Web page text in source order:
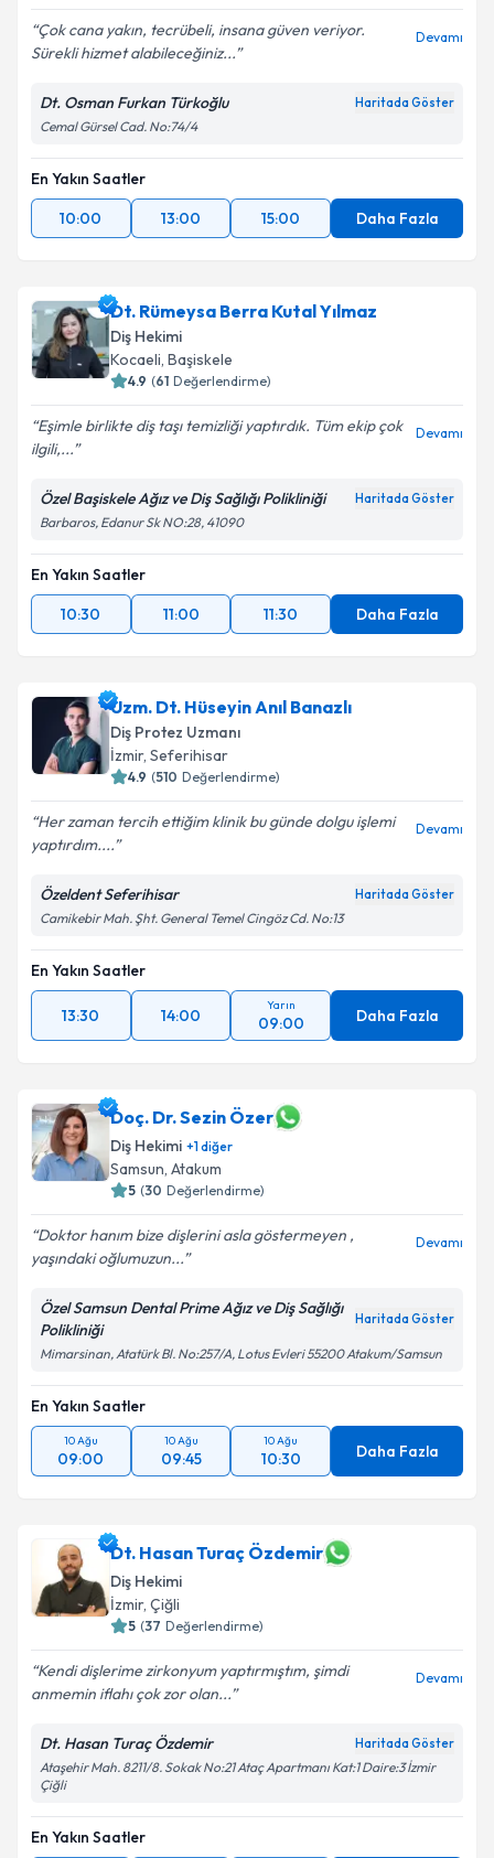
Çok cana yakın, tecrübeli, insana güven veriyor.
Sürekli hizmet alabileceğiniz...
Devamı
Dt. Osman Furkan Türkoğlu Haritada Göster
Cemal Gürsel Cad. No:74/4
En Yakın Saatler
10:00
13:00 15:00 Daha Fazla
Dt. Rümeysa Berra Kutal Yılmaz
Diş Hekimi
Kocaeli, Başiskele
4.9 (61 Değerlendirme)
Eşimle birlikte diş taşı temizliği yaptırdık. Tüm ekip çok
ilgili,...
Devamı
Özel Başiskele Ağız ve Diş Sağlığı Polikliniği Haritada Göster
Barbaros, Edanur Sk NO:28, 41090
En Yakın Saatler
10:30
11:00 11:30 Daha Fazla
Uzm. Dt. Hüseyin Anıl Banazlı
Diş Protez Uzmanı
İzmir, Seferihisar
4.9 (510 Değerlendirme)
Her zaman tercih ettiğim klinik bu günde dolgu işlemi
yaptırdım....
Devamı
Özeldent Seferihisar Haritada Göster
Camikebir Mah. Şht. General Temel Cingöz Cd. No:13
En Yakın Saatler
13:30 14:00
Yarın
09:00 Daha Fazla
Doç. Dr. Sezin Özer
Diş Hekimi +1diğer
Samsun, Atakum
5 (30 Değerlendirme)
Doktor hanım bize dişlerini asla göstermeyen ,
yaşındaki oğlumuzun...
Devamı
Özel Samsun Dental Prime Ağız ve Diş Sağlığı
Polikliniği
Haritada Göster
Mimarsinan, Atatürk Bl. No:257/A, Lotus Evleri 55200 Atakum/Samsun
En Yakın Saatler
10 Ağu
09:00
10 Ağu
09:45
10 Ağu
10:30 Daha Fazla
Dt. Hasan Turaç Özdemir
Diş Hekimi
İzmir, Çiğli
5 (37 Değerlendirme)
Kendi dişlerime zirkonyum yaptırmıştım, şimdi
anmemin iflahı çok zor olan...
Devamı
Dt. Hasan Turaç Özdemir Haritada Göster
Ataşehir Mah. 8211/8. Sokak No:21 Ataç Apartmanı Kat:1 Daire:3 İzmir
Çiğli
En Yakın Saatler